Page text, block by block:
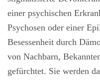
einer psychischen
Psychosen oder einer
Besessenheit durch
von Nachbarn,
gefürchtet. Sie werden